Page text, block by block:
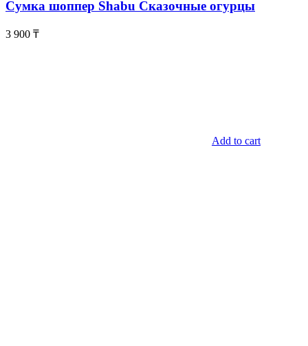
Сумка шоппер Shabu Сказочные огурцы
3 900 ₸
Add to cart